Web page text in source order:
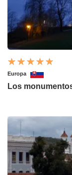
Europa
Los